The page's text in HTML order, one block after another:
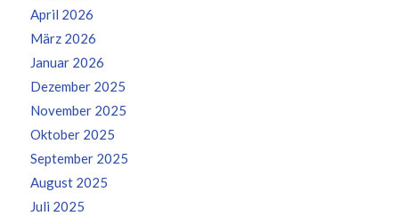
April 2026
März 2026
Januar 2026
Dezember 2025
November 2025
Oktober 2025
September 2025
August 2025
Juli 2025